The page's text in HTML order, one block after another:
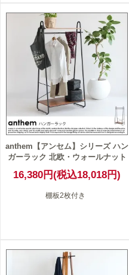
anthem【アンセム】シリーズ ハン
ガーラック 北欧・ウォールナット
16,380円(税込18,018円)
棚板2枚付き